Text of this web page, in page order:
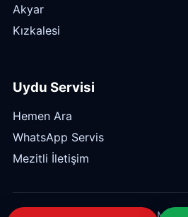
Akyar
Kızkalesi
Uydu Servisi
Hemen Ara
WhatsApp Servis
Mezitli İletişim